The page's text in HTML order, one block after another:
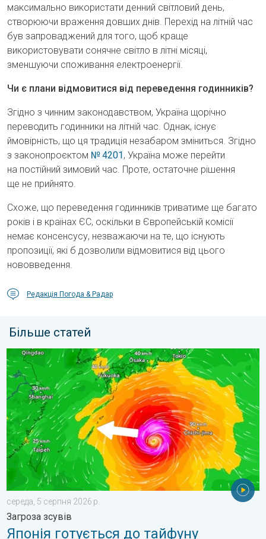
максимально використати денний світловий день,
створюючи враження довших днів. Перехід на літній час
був запроваджений для того, щоб краще
використовувати сонячне світло в літні місяці,
зменшуючи споживання електроенергії.
Чи є плани відмовитися від переведення годинників?
Згідно з чинним законодавством, Україна щорічно
переводить годинники на літній час. Однак, існує
ймовірність, що ця традиція незабаром зміниться. Згідно
з законопроєктом № 4201 , Україна може перейти
на постійний зимовий час. Проте, остаточне рішення
ще не прийнято.
Схоже, що переведення годинників триватиме ще багато
років і в країнах ЄС, оскільки в Європейській комісії
немає консенсусу, незважаючи на те, що існують
пропозиції, які б дозволили відмовитися від цього
нововведення.
Редакція Погода & Радар
Більше статей
Японія готується до тайфуну «DOLPHIN». Загроза зсувів.
середа, 5 серпня 2026 р.
Загроза зсувів
Японія готується до тайфуну